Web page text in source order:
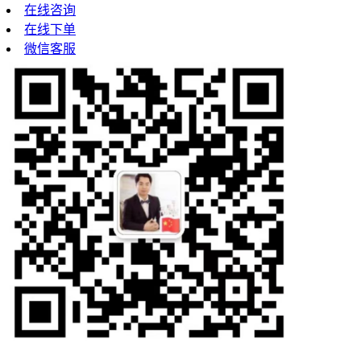
在线咨询
在线下单
微信客服